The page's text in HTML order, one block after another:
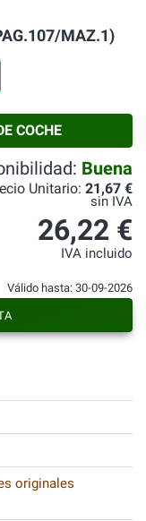
MAZ.1)
COCHE
originales
Buena
Unitario: 21,67 €
sin IVA
26,22 €
IVA incluido
Válido hasta: 30-09-2026